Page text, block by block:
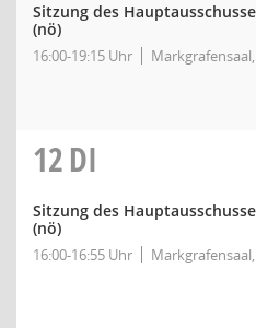
Sitzung des
(nö)
16:00-19:15 Uhr
12DI
Sitzung des
(nö)
16:00-16:55 Uhr